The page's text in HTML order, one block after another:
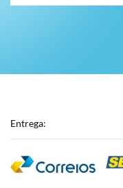
Entrega: